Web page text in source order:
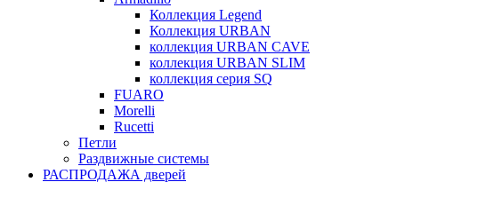
Коллекция Legend
Коллекция URBAN
коллекция URBAN CAVE
коллекция URBAN SLIM
коллекция серия SQ
FUARO
Morelli
Rucetti
Петли
Раздвижные системы
РАСПРОДАЖА дверей